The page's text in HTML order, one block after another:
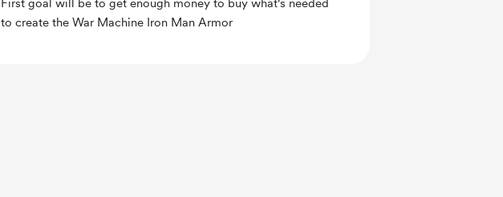
First goal will be to get enough money to buy what's needed
to create the War Machine Iron Man Armor